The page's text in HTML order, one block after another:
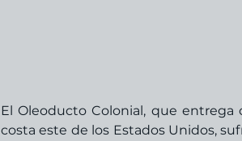
El Oleoducto Colonial, que
costa este de los Estados Unidos,